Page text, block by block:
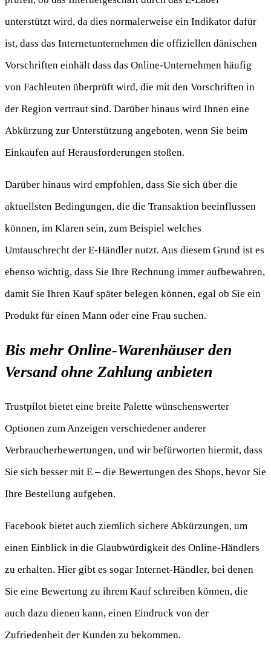
unterstützt wird, da dies normalerweise ein Indikator dafür
ist, dass das Internetunternehmen die offiziellen dänischen
Vorschriften einhält dass das Online-Unternehmen häufig
von Fachleuten überprüft wird, die mit den Vorschriften in
der Region vertraut sind. Darüber hinaus wird Ihnen eine
Abkürzung zur Unterstützung angeboten, wenn Sie beim
Einkaufen auf Herausforderungen stoßen.
Darüber hinaus wird empfohlen, dass Sie sich über die
aktuellsten Bedingungen, die die Transaktion beeinflussen
können, im Klaren sein, zum Beispiel welches
Umtauschrecht der E-Händler nutzt. Aus diesem Grund ist es
ebenso wichtig, dass Sie Ihre Rechnung immer aufbewahren,
damit Sie Ihren Kauf später belegen können, egal ob Sie ein
Produkt für einen Mann oder eine Frau suchen.
Bis mehr Online-Warenhäuser den
Versand ohne Zahlung anbieten
Trustpilot bietet eine breite Palette wünschenswerter
Optionen zum Anzeigen verschiedener anderer
Verbraucherbewertungen, und wir befürworten hiermit, dass
Sie sich besser mit E – die Bewertungen des Shops, bevor Sie
Ihre Bestellung aufgeben.
Facebook bietet auch ziemlich sichere Abkürzungen, um
einen Einblick in die Glaubwürdigkeit des Online-Händlers
zu erhalten. Hier gibt es sogar Internet-Händler, bei denen
Sie eine Bewertung zu ihrem Kauf schreiben können, die
auch dazu dienen kann, einen Eindruck von der
Zufriedenheit der Kunden zu bekommen.